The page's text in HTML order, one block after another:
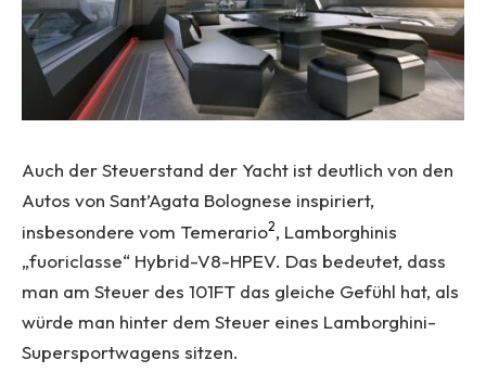
Auch der Steuerstand der Yacht ist deutlich von den
Autos von Sant’Agata Bolognese inspiriert,
insbesondere vom Temerario2, Lamborghinis
„fuoriclasse“ Hybrid-V8-HPEV. Das bedeutet, dass
man am Steuer des 101FT das gleiche Gefühl hat, als
würde man hinter dem Steuer eines Lamborghini-
Supersportwagens sitzen.